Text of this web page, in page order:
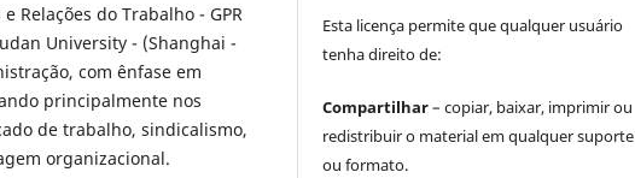
Relações do Trabalho - GPR
University - (Shanghai -
com ênfase em
principalmente nos
de trabalho, sindicalismo,
organizacional.
Esta licença permite que qualquer usuário
tenha direito de:
Compartilhar– copiar, baixar, imprimir ou
redistribuir o material em qualquer suporte
ou formato.